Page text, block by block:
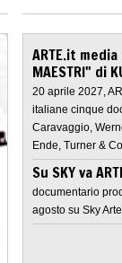
ARTE.it
MAESTRI" di
20 aprile 2027,
italiane cinque
Caravaggio,
Ende, Turner &
Su SKY va
documentario
agosto su Sky Arte